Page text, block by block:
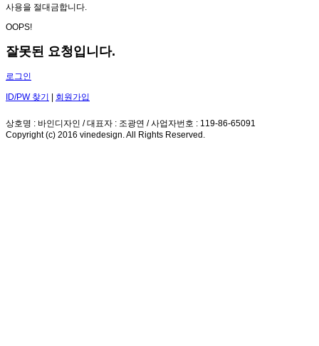
사용을 절대금합니다.
OOPS!
잘못된 요청입니다.
로그인
ID/PW 찾기 | 회원가입
상호명 : 바인디자인 / 대표자 : 조광연 / 사업자번호 : 119-86-65091
Copyright (c) 2016 vinedesign. All Rights Reserved.